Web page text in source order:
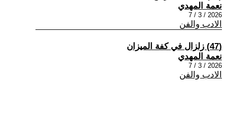
نعمة المهدي
2026 / 3 / 7
الادب والفن
(47) زلزال في كفة الميزان
نعمة المهدي
2026 / 3 / 7
الادب والفن